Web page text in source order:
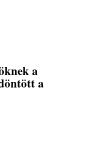
a
a